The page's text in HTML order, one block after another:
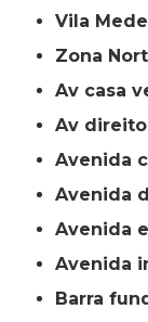
Vila
Zona
av casa
av
avenida
avenida
avenida
avenida
barra